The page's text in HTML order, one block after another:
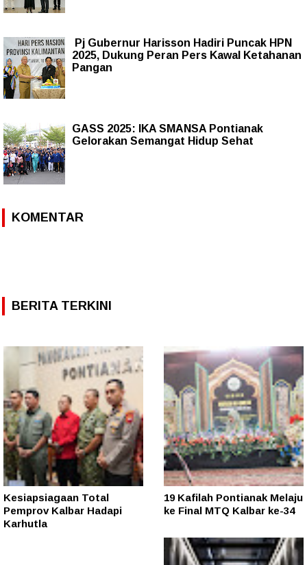
Pj Gubernur Harisson Hadiri Puncak HPN
2025, Dukung Peran Pers Kawal Ketahanan
Pangan
GASS 2025: IKA SMANSA Pontianak
Gelorakan Semangat Hidup Sehat
KOMENTAR
BERITA TERKINI
Kesiapsiagaan Total
Pemprov Kalbar Hadapi
Karhutla
19 Kafilah Pontianak Melaju
ke Final MTQ Kalbar ke-34